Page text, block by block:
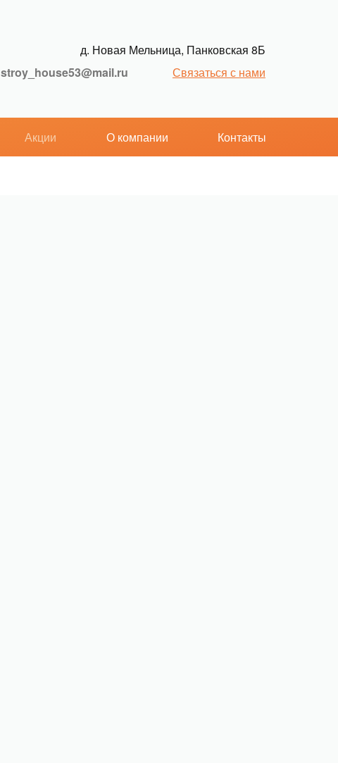
д. Новая Мельница, Панковская 8Б
stroy_house53@mail.ru
Связаться с нами
Акции О компании Контакты